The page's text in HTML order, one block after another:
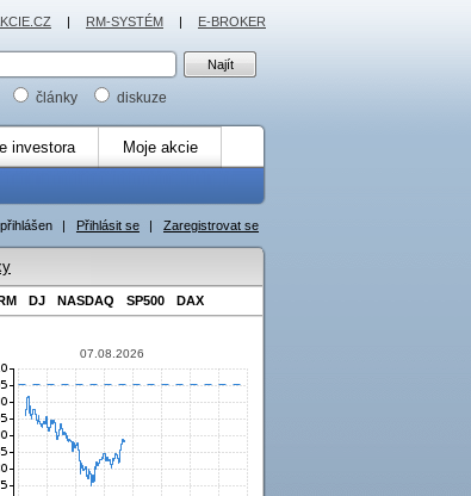
články diskuze
investora Moje akcie
| Přihlásit se | Zaregistrovat se
DJ NASDAQ SP500 DAX
07.08.2026
| RM-SYSTÉM | E-BROKER